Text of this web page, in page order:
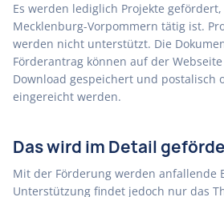
Es werden lediglich Projekte
Mecklenburg-Vorpommern tätig ist.
werden nicht unterstützt. Die
Förderantrag können auf der
Download gespeichert und postalisch
eingereicht werden.
Das wird im Detail
Mit der Förderung werden anfallende
Unterstützung findet jedoch nur das